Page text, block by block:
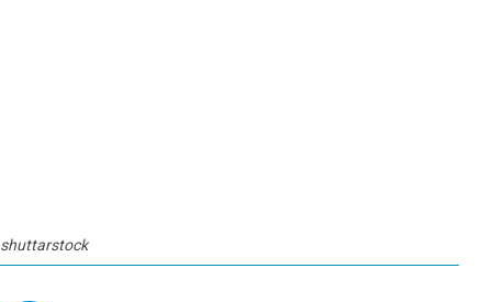
shuttarstock